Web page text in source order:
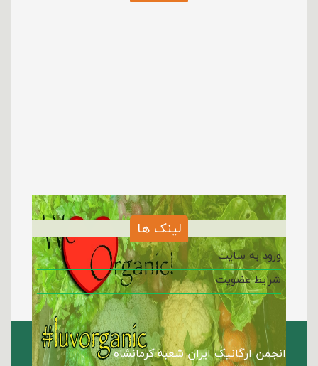
لینک ها
ورود به سایت
شرایط عضویت
انجمن ارگانیک ایران شعبه کرمانشاه